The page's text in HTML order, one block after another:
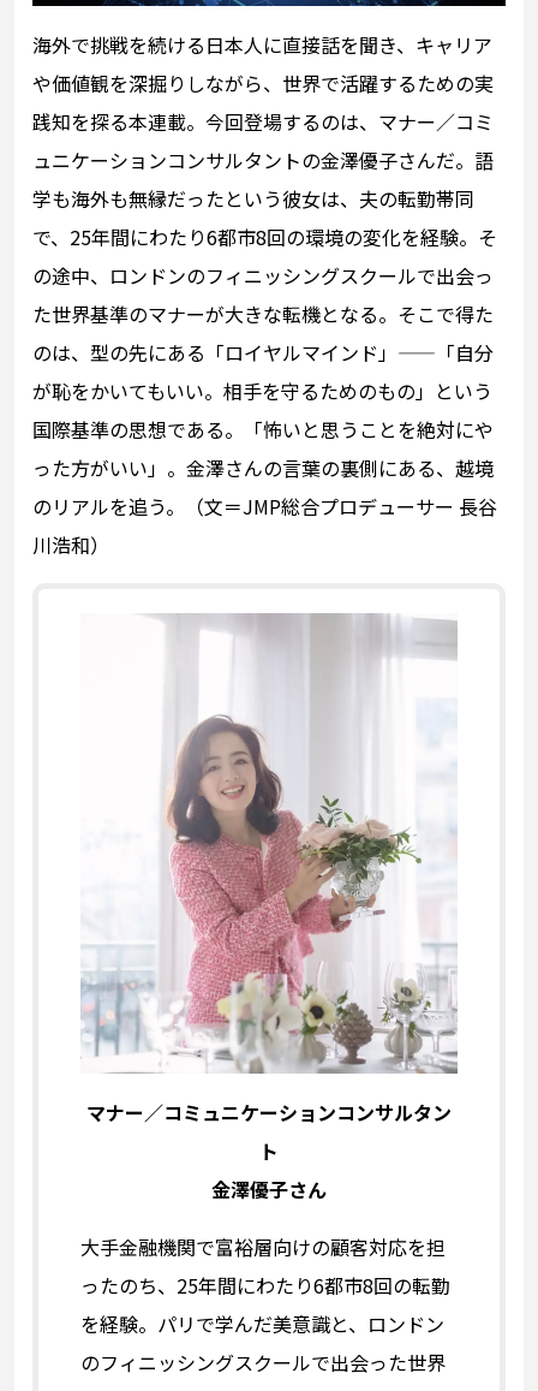
海外で挑戦を続ける日本人に直接話を聞き、キャリア
や価値観を深掘りしながら、世界で活躍するための実
践知を探る本連載。今回登場するのは、マナー／コミ
ュニケーションコンサルタントの金澤優子さんだ。語
学も海外も無縁だったという彼女は、夫の転勤帯同
で、25年間にわたり6都市8回の環境の変化を経験。そ
の途中、ロンドンのフィニッシングスクールで出会っ
た世界基準のマナーが大きな転機となる。そこで得た
のは、型の先にある「ロイヤルマインド」——「自分
が恥をかいてもいい。相手を守るためのもの」という
国際基準の思想である。「怖いと思うことを絶対にや
った方がいい」。金澤さんの言葉の裏側にある、越境
のリアルを追う。（文＝JMP総合プロデューサー 長谷
川浩和）
マナー／コミュニケーションコンサルタン
ト
金澤優子さん
大手金融機関で富裕層向けの顧客対応を担
ったのち、25年間にわたり6都市8回の転勤
を経験。パリで学んだ美意識と、ロンドン
のフィニッシングスクールで出会った世界